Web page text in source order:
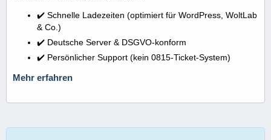
✔️ Schnelle Ladezeiten (optimiert für WordPress, WoltLab
& Co.)
✔️ Deutsche Server & DSGVO-konform
✔️ Persönlicher Support (kein 0815-Ticket-System)
Mehr erfahren